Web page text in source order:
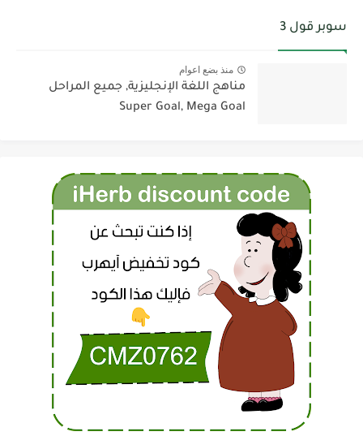
سوبر قول 3
منذ بضع اعوام
مناهج اللغة الإنجليزية, جميع المراحل
Super Goal, Mega Goal